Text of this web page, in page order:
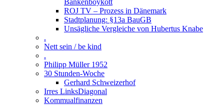
Bankenboykott
ROJ TV – Prozess in Dänemark
Stadtplanung: §13a BauGB
Unsägliche Vergleiche von Hubertus Knabe
.
Nett sein / be kind
.
Philipp Müller 1952
30 Stunden-Woche
Gerhard Schweizerhof
Irres LinksDiagonal
Kommualfinanzen